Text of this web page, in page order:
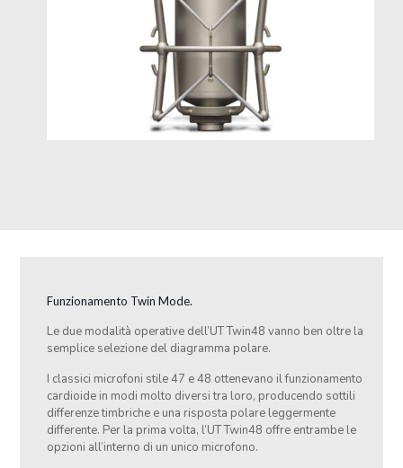
Funzionamento Twin Mode.
Le due modalità operative dell’UT Twin48 vanno ben oltre la
semplice selezione del diagramma polare.
I classici microfoni stile 47 e 48 ottenevano il funzionamento
cardioide in modi molto diversi tra loro, producendo sottili
differenze timbriche e una risposta polare leggermente
differente. Per la prima volta, l’UT Twin48 offre entrambe le
opzioni all’interno di un unico microfono.